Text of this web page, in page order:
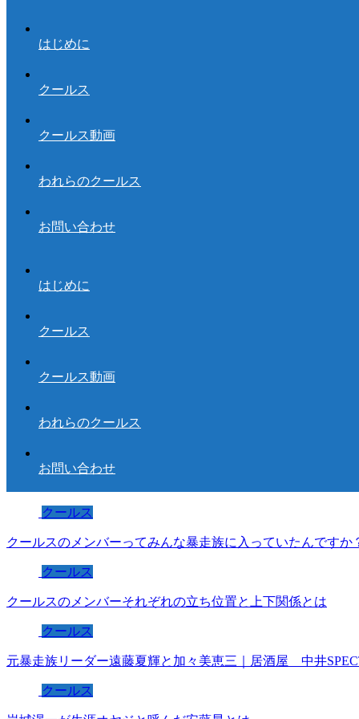
はじめに
クールス
クールス動画
われらのクールス
お問い合わせ
はじめに
クールス
クールス動画
われらのクールス
お問い合わせ
クールス
クールスのメンバーってみんな暴走族に入っていたんですか
クールス
クールスのメンバーそれぞれの立ち位置と上下関係とは
クールス
元暴走族リーダー遠藤夏輝と加々美恵三｜居酒屋 中井
クールス